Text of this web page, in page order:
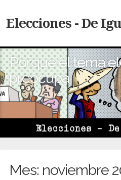
Elecciones - De
Porque el tema
preocupa
Mes: noviembre